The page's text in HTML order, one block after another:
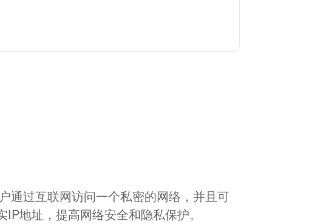
通过互联网访问一个私密的网络，并且可
IP地址，提高网络安全和隐私保护。